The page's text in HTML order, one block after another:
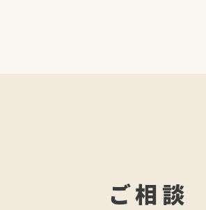
ご相談